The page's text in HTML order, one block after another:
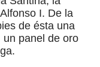
I. De la
de ésta una
un panel de oro